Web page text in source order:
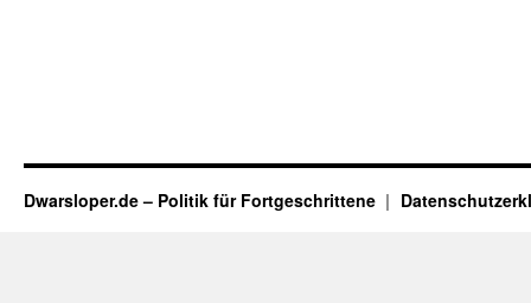
Dwarsloper.de – Politik für Fortgeschrittene